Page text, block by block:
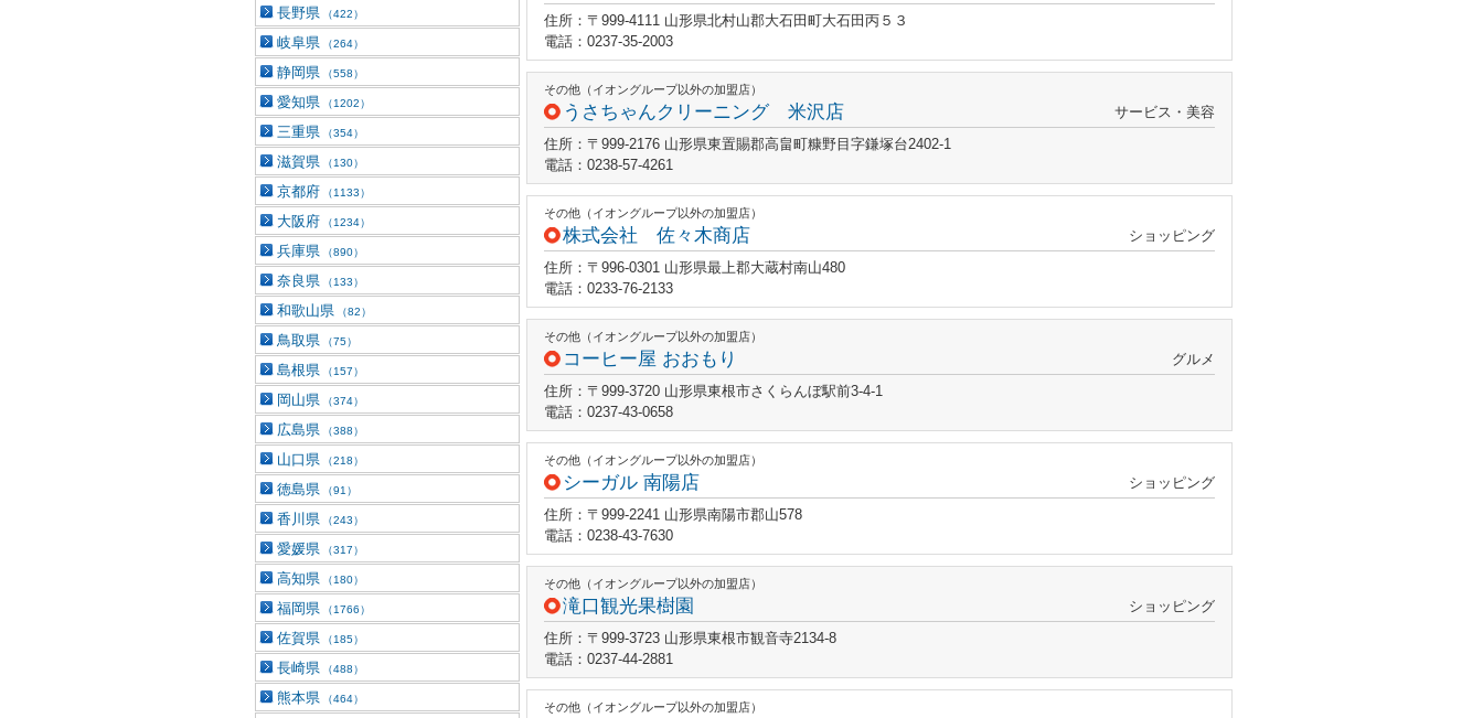
住所：〒999-4111 山形県北村山郡大石田町大石田丙５３
電話：0237-35-2003
その他（イオングループ以外の加盟店）
うさちゃんクリーニング 米沢店
サービス・美容
住所：〒999-2176 山形県東置賜郡高畠町糠野目字鎌塚台2402-1
電話：0238-57-4261
その他（イオングループ以外の加盟店）
株式会社 佐々木商店
ショッピング
住所：〒996-0301 山形県最上郡大蔵村南山480
電話：0233-76-2133
その他（イオングループ以外の加盟店）
コーヒー屋 おおもり
グルメ
住所：〒999-3720 山形県東根市さくらんぼ駅前3-4-1
電話：0237-43-0658
その他（イオングループ以外の加盟店）
シーガル 南陽店
ショッピング
住所：〒999-2241 山形県南陽市郡山578
電話：0238-43-7630
その他（イオングループ以外の加盟店）
滝口観光果樹園
ショッピング
住所：〒999-3723 山形県東根市観音寺2134-8
電話：0237-44-2881
その他（イオングループ以外の加盟店）
長野県 （422）
岐阜県 （264）
静岡県 （558）
愛知県 （1202）
三重県 （354）
滋賀県 （130）
京都府 （1133）
大阪府 （1234）
兵庫県 （890）
奈良県 （133）
和歌山県 （82）
鳥取県 （75）
島根県 （157）
岡山県 （374）
広島県 （388）
山口県 （218）
徳島県 （91）
香川県 （243）
愛媛県 （317）
高知県 （180）
福岡県 （1766）
佐賀県 （185）
長崎県 （488）
熊本県 （464）